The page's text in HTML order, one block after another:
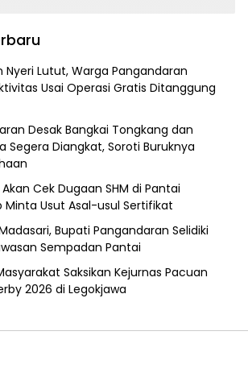
Lutut, Warga Pangandaran
Usai Operasi Gratis Ditanggung
Desak Bangkai Tongkang dan
Segera Diangkat, Soroti Buruknya
Cek Dugaan SHM di Pantai
Minta Usut Asal-usul Sertifikat
Bupati Pangandaran Selidiki
Sempadan Pantai
Saksikan Kejurnas Pacuan
2026 di Legokjawa